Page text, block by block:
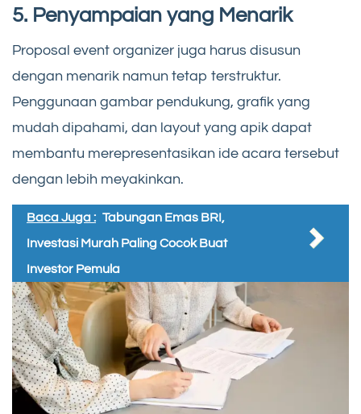
5. Penyampaian yang Menarik
Proposal event organizer juga harus disusun
dengan menarik namun tetap terstruktur.
Penggunaan gambar pendukung, grafik yang
mudah dipahami, dan layout yang apik dapat
membantu merepresentasikan ide acara tersebut
dengan lebih meyakinkan.
Baca Juga : Tabungan Emas BRI,
Investasi Murah Paling Cocok Buat
Investor Pemula